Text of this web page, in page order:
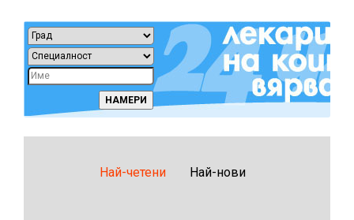
Най-четени Най-нови